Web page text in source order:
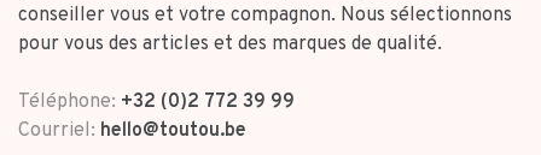
conseiller vous et votre compagnon. Nous sélectionnons
pour vous des articles et des marques de qualité.
Téléphone: +32 (0)2 772 39 99
Courriel: hello@toutou.be